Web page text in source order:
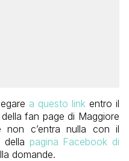
a questo link entro il
fan page di Maggiore
c’entra nulla con il
pagina Facebook di
domande.